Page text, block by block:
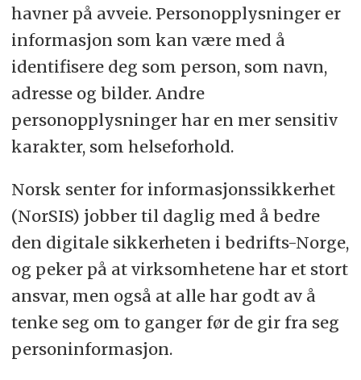
havner på avveie. Personopplysninger er
informasjon som kan være med å
identifisere deg som person, som navn,
adresse og bilder. Andre
personopplysninger har en mer sensitiv
karakter, som helseforhold.
Norsk senter for informasjonssikkerhet
(NorSIS) jobber til daglig med å bedre
den digitale sikkerheten i bedrifts-Norge,
og peker på at virksomhetene har et stort
ansvar, men også at alle har godt av å
tenke seg om to ganger før de gir fra seg
personinformasjon.